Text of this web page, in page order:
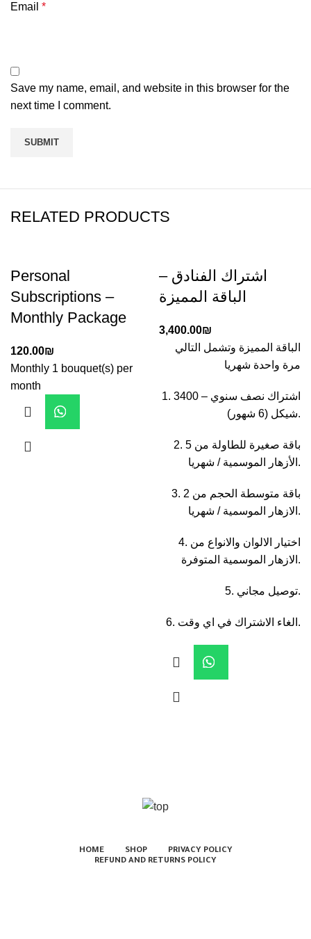
Email *
Save my name, email, and website in this browser for the
next time I comment.
RELATED PRODUCTS
Personal
Subscriptions –
Monthly Package
120.00₪
Monthly 1 bouquet(s) per
month
اشتراك الفنادق –
الباقة المميزة
3,400.00₪
الباقة المميزة وتشمل التالي
مرة واحدة شهريا
1. اشتراك نصف سنوي – 3400
شيكل (6 شهور).
2. 5 باقة صغيرة للطاولة من
الأزهار الموسمية / شهريا.
3. 2 باقة متوسطة الحجم من
الازهار الموسمية / شهريا.
4. اختيار الالوان والانواع من
الازهار الموسمية المتوفرة.
5. توصيل مجاني.
6. الغاء الاشتراك في اي وقت.
HOME SHOP
PRIVACY POLICY
REFUND AND RETURNS POLICY